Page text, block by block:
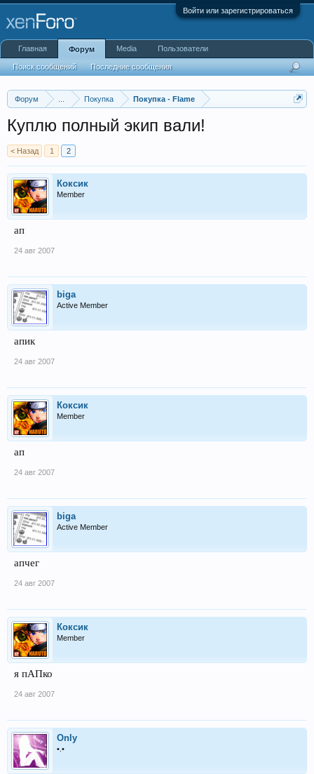
Войти или зарегистрироваться
Форум Покупка Покупка - Flame
Куплю полный экип вали!
< Назад 1 2
Коксик
Member
ап
24 авг 2007
biga
Active Member
апик
24 авг 2007
Коксик
Member
ап
24 авг 2007
biga
Active Member
апчег
24 авг 2007
Коксик
Member
я пАПко
24 авг 2007
Only
•.•
Главная Форум
Поиск сообщений Последние сообщения
Media Пользователи